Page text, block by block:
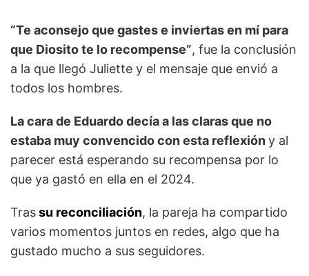
“Te aconsejo que gastes e inviertas en mí para
que Diosito te lo recompense”, fue la conclusión
a la que llegó Juliette y el mensaje que envió a
todos los hombres.
La cara de Eduardo decía a las claras que no
estaba muy convencido con esta reflexióny al
parecer está esperando su recompensa por lo
que ya gastó en ella en el 2024.
Trassu reconciliación, la pareja ha compartido
varios momentos juntos en redes, algo que ha
gustado mucho a sus seguidores.